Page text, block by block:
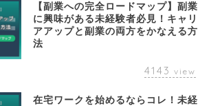
【副業への完全ロードマップ】副業
に興味がある未経験者必見！キャリ
アアップと副業の両方をかなえる方
法
4143 view
在宅ワークを始めるならコレ！未経